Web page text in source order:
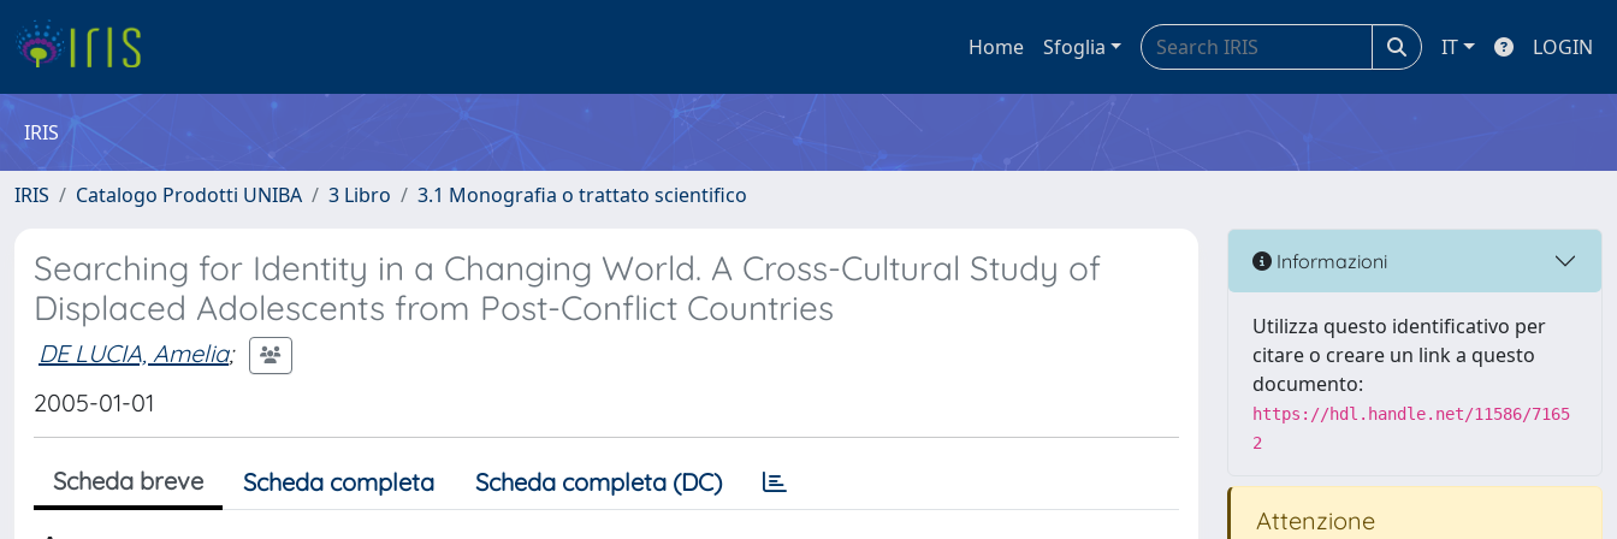
Home Sfoglia IT LOGIN
IRIS
IRIS Catalogo Prodotti UNIBA 3 Libro 3.1 Monografia o trattato scientifico
Searching for Identity in a Changing World. A Cross-Cultural Study of
Displaced Adolescents from Post-Conflict Countries
DE LUCIA, Amelia;
2005-01-01
Scheda breve Scheda completa Scheda completa (DC)
Informazioni
Utilizza questo identificativo per
citare o creare un link a questo
documento:
https://hdl.handle.net/11586/7165
2
Attenzione